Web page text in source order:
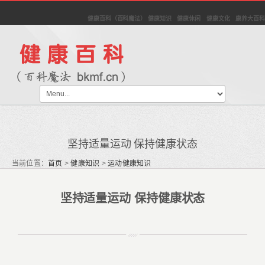
健康百科（百科魔法） 健康知识 健康休闲 健康文化 康养大百科
坚持适量运动 保持健康状态
当前位置：首页 >健康知识 >运动健康知识
坚持适量运动 保持健康状态